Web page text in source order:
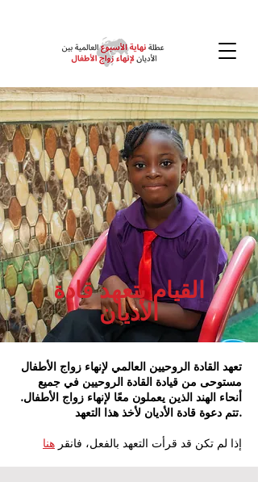
القيام بتعهد قادة
الأديان
تعهد القادة الروحيين العالمي لإنهاء زواج الأطفال
مستوحى من قيادة القادة الروحيين في جميع
أنحاء الهند الذين يعملون معًا لإنهاء زواج الأطفال.
تتم دعوة قادة الأديان لأخذ هذا التعهد.
إذا لم تكن قد قرأت التعهد بالفعل، فانقر هنا